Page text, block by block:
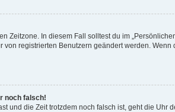
Zeitzone. In diesem Fall solltest du im
registrierten Benutzern geändert werden. Wenn
noch falsch!
und die Zeit trotzdem noch falsch ist, geht die Uhr